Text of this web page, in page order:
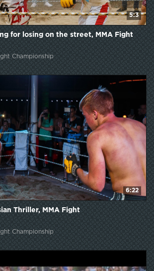
5:3
for losing on the street, MMA Fight
Championship
6:22
Thriller, MMA Fight
Championship